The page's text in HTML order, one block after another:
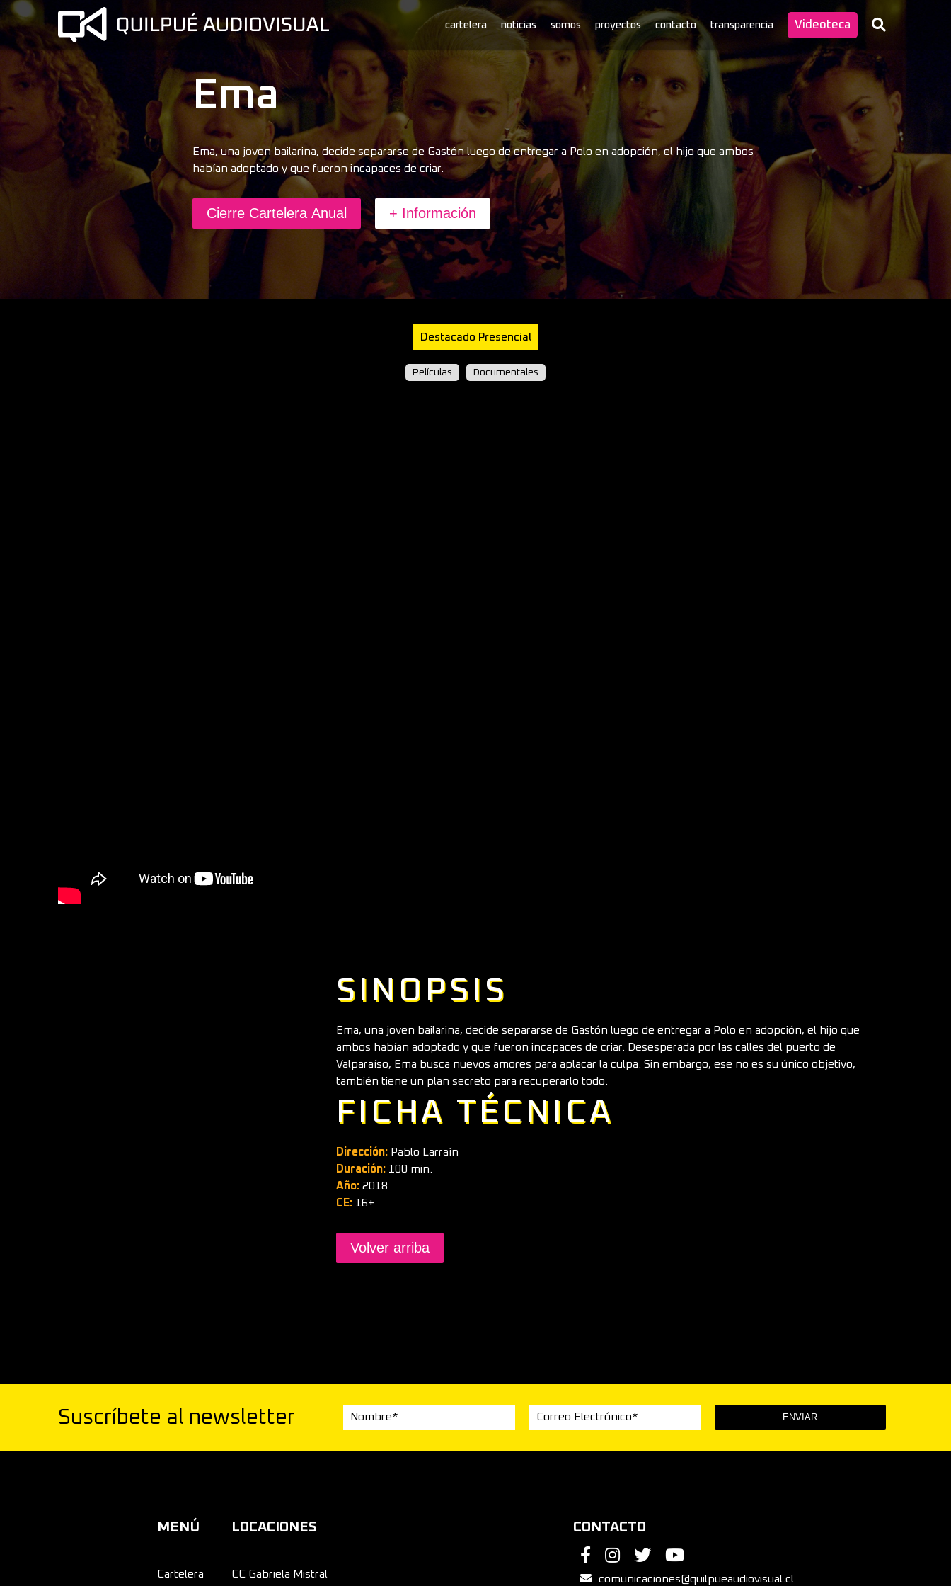
cartelera noticias somos proyectos contacto transparencia Videoteca
Ema
Ema, una joven bailarina, decide separarse de Gastón luego de entregar a Polo en adopción, el hijo que ambos
habían adoptado y que fueron incapaces de criar.
Cierre Cartelera Anual + Información
Destacado Presencial
Películas Documentales
SINOPSIS
Ema, una joven bailarina, decide separarse de Gastón luego de entregar a Polo en adopción, el hijo que
ambos habían adoptado y que fueron incapaces de criar. Desesperada por las calles del puerto de
Valparaíso, Ema busca nuevos amores para aplacar la culpa. Sin embargo, ese no es su único objetivo,
también tiene un plan secreto para recuperarlo todo.
FICHA TÉCNICA
Dirección: Pablo Larraín
Duración: 100 min.
Año: 2018
CE: 16+
Volver arriba
Suscríbete al newsletter Nombre* Correo Electrónico*
MENÚ
Cartelera
LOCACIONES
CC Gabriela Mistral
CONTACTO
comunicaciones@quilpueaudiovisual.cl